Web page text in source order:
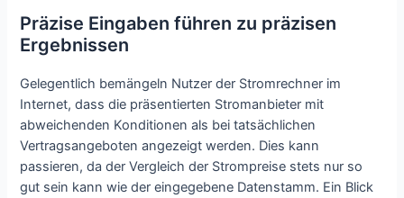
Präzise Eingaben führen zu präzisen
Ergebnissen
Gelegentlich bemängeln Nutzer der Stromrechner im
Internet, dass die präsentierten Stromanbieter mit
abweichenden Konditionen als bei tatsächlichen
Vertragsangeboten angezeigt werden. Dies kann
passieren, da der Vergleich der Strompreise stets nur so
gut sein kann wie der eingegebene Datenstamm. Ein Blick